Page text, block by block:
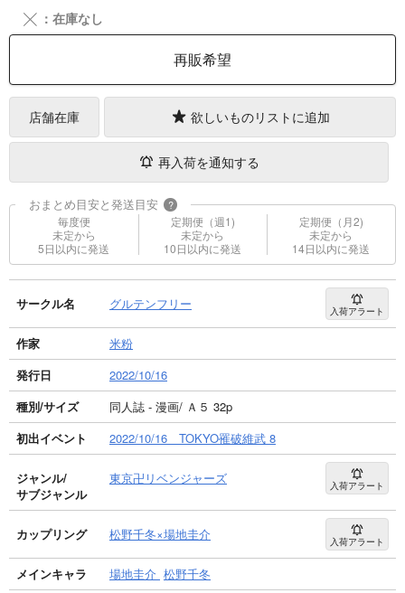
╳ ：在庫なし
再販希望
店舗在庫 欲しいものリストに追加
再入荷を通知する
おまとめ目安と発送目安 ?
毎度便
未定から
5日以内に発送
定期便（週1)
未定から
10日以内に発送
定期便（月2)
未定から
14日以内に発送
サークル名 グルテンフリー 入荷アラート
作家
米粉
発行日
2022/10/16
種別/サイズ
同人誌 - 漫画/ Ａ５ 32p
初出イベント
2022/10/16 TOKYO罹破維武 8
ジャンル/
サブジャンル
東京卍リベンジャーズ 入荷アラート
カップリング 松野千冬×場地圭介 入荷アラート
メインキャラ 場地圭介 松野千冬